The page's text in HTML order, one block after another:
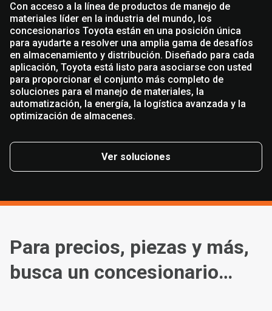
Con acceso a la línea de productos de manejo de
materiales líder en la industria del mundo, los
concesionarios Toyota están en una posición única
para ayudarte a resolver una amplia gama de desafíos
en almacenamiento y distribución. Diseñado para cada
aplicación, Toyota está listo para asociarse con usted
para proporcionar el conjunto más completo de
soluciones para el manejo de materiales, la
automatización, la energía, la logística avanzada y la
optimización de almacenes.
Ver soluciones
Para precios, piezas y más,
busca un concesionario